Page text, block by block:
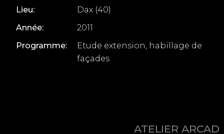
Lieu:
Dax (40)
Année:
2011
Programme:
Etude extension, habillage de
façades
ATELIER ARCAD